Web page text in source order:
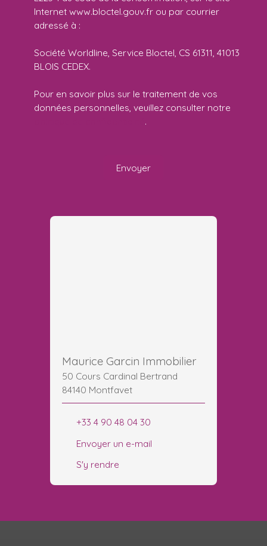
Internet www.bloctel.gouv.fr ou par courrier
adressé à :
Société Worldline, Service Bloctel, CS 61311, 41013
BLOIS CEDEX.
Pour en savoir plus sur le traitement de vos
données personnelles, veuillez consulter notre
.
Envoyer
Maurice Garcin Immobilier
50 Cours Cardinal Bertrand
84140 Montfavet
+33 4 90 48 04 30
Envoyer un e-mail
S'y rendre